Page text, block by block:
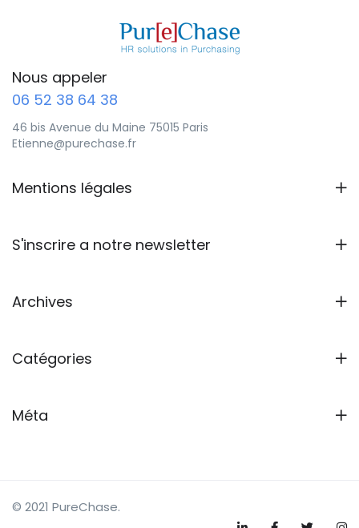
Nous appeler
06 52 38 64 38
46 bis Avenue du Maine 75015 Paris
Etienne@purechase.fr
Mentions légales
S'inscrire a notre newsletter
Archives
Catégories
Méta
© 2021 PureChase.